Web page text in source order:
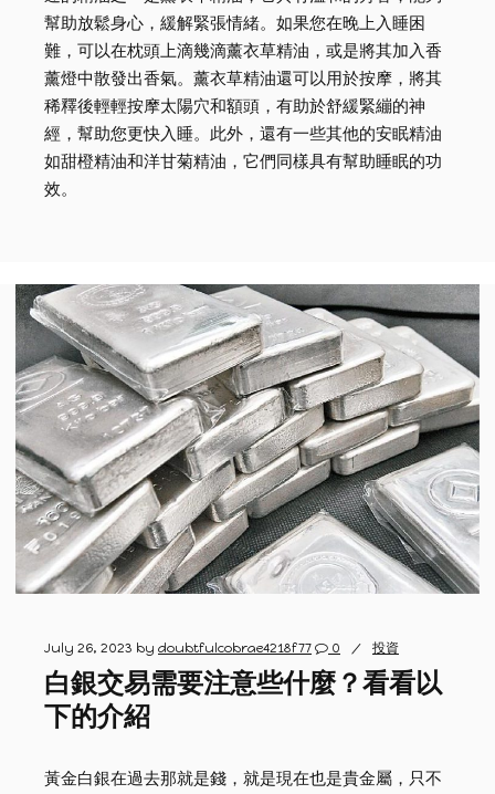
幫助放鬆身心，緩解緊張情緒。如果您在晚上入睡困
難，可以在枕頭上滴幾滴薰衣草精油，或是將其加入香
薰燈中散發出香氣。薰衣草精油還可以用於按摩，將其
稀釋後輕輕按摩太陽穴和額頭，有助於舒緩緊繃的神
經，幫助您更快入睡。此外，還有一些其他的安眠精油
如甜橙精油和洋甘菊精油，它們同樣具有幫助睡眠的功
效。
July 26, 2023 by doubtfulcobrae4218f77 0 投資
白銀交易需要注意些什麼？看看以
下的介紹
黃金白銀在過去那就是錢，就是現在也是貴金屬，只不